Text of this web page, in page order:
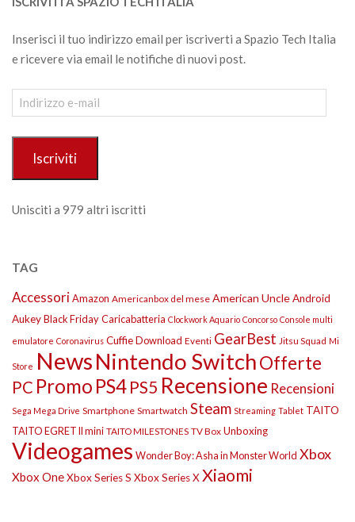
Inserisci il tuo indirizzo email per iscriverti a Spazio Tech Italia
e ricevere via email le notifiche di nuovi post.
Indirizzo
e-
Iscriviti
Unisciti a 979 altri iscritti
TAG
AccessoriAmazon Americanbox del mese American UncleAndroid
AukeyBlack FridayCaricabatteria Clockwork Aquario Concorso Console multi
emulatore Coronavirus CuffieDownload Eventi GearBest Jitsu Squad Mi
Store NewsNintendo SwitchOfferte
PC Promo PS4PS5 Recensione Recensioni
Sega Mega Drive Smartphone Smartwatch Steam Streaming Tablet TAITO
TAITO EGRET II mini TAITO MILESTONES TV Box Unboxing
Videogames Wonder Boy: Asha in Monster World Xbox
Xbox OneXbox Series S Xbox Series XXiaomi